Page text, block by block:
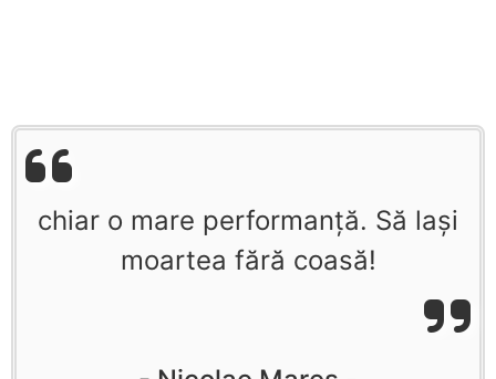
chiar o mare performanță. Să lași
moartea fără coasă!